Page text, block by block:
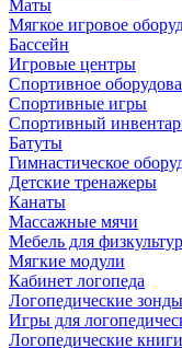
Маты
Мягкое игровое
Бассейн
Игровые центры
Спортивное
Спортивные игры
Спортивный
Батуты
Гимнастическое
Детские тренажеры
Канаты
Массажные мячи
Мебель для
Мягкие модули
Кабинет логопеда
Логопедические зонды
Игры для
Логопедические